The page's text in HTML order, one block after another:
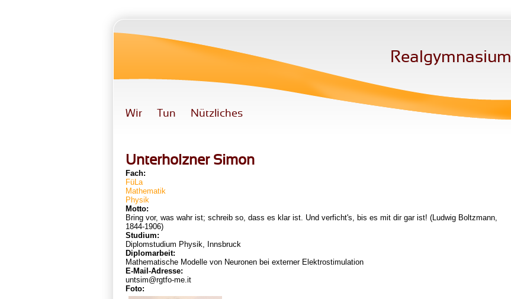
Realgymnasium
Wir Tun Nützliches
Unterholzner Simon
Fach:
FüLa
Mathematik
Physik
Motto:
Bring vor, was wahr ist; schreib so, dass es klar ist. Und verficht's, bis es mit dir gar ist! (Ludwig Boltzmann,
1844-1906)
Studium:
Diplomstudium Physik, Innsbruck
Diplomarbeit:
Mathematische Modelle von Neuronen bei externer Elektrostimulation
E-Mail-Adresse:
untsim@rgtfo-me.it
Foto: